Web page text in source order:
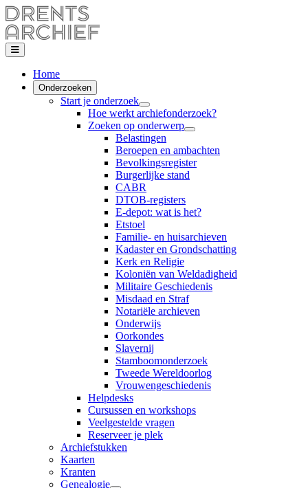
Home
Onderzoeken
Start je onderzoek
Hoe werkt archiefonderzoek?
Zoeken op onderwerp
Belastingen
Beroepen en ambachten
Bevolkingsregister
Burgerlijke stand
CABR
DTOB-registers
E-depot: wat is het?
Etstoel
Familie- en huisarchieven
Kadaster en Grondschatting
Kerk en Religie
Koloniën van Weldadigheid
Militaire Geschiedenis
Misdaad en Straf
Notariële archieven
Onderwijs
Oorkondes
Slavernij
Stamboomonderzoek
Tweede Wereldoorlog
Vrouwengeschiedenis
Helpdesks
Cursussen en workshops
Veelgestelde vragen
Reserveer je plek
Archiefstukken
Kaarten
Kranten
Genealogie